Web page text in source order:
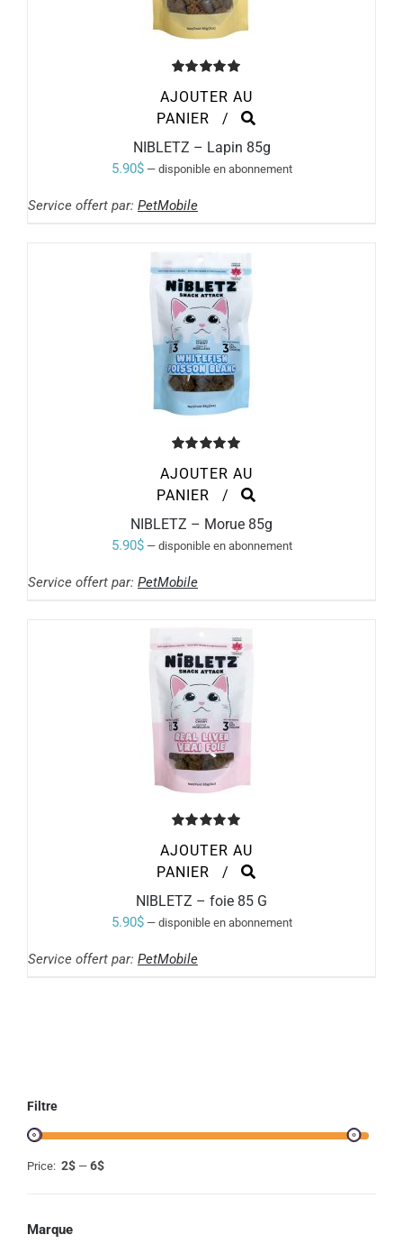
sur 5
AJOUTER AU
PANIER
/
NIBLETZ – Lapin 85g
5.90$ —disponible en abonnement
Service offert par: PetMobile
sur 5
AJOUTER AU
PANIER
/
NIBLETZ – Morue 85g
5.90$ —disponible en abonnement
Service offert par: PetMobile
sur 5
AJOUTER AU
PANIER
/
NIBLETZ – foie 85 G
5.90$ —disponible en abonnement
Service offert par: PetMobile
Filtre
Price: 2$ — 6$
Marque